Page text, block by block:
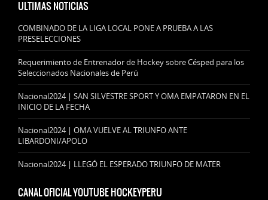
ULTIMAS NOTICIAS
COMBINADO DE LA LIGA LOCAL PONE A PRUEBA A LAS
PRESELECCIONES
Requerimiento de Entrenador de Hockey sobre Césped para los
Seleccionados Nacionales de Perú
Nacional2024 | SAN SILVESTRE SPORT Y OMA EMPATARON EN EL
INICIO DE LA FECHA
Nacional2024 | OMA VUELVE AL TRIUNFO ANTE
LIBARDONI/APOLO
Nacional2024 | LLEGÓ EL ESPERADO TRIUNFO DE MATER
CANAL OFICIAL YOUTUBE HOCKEYPERU